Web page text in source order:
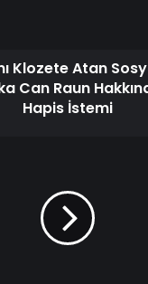
Klozete Atan
Can Raun
Hapis İstemi